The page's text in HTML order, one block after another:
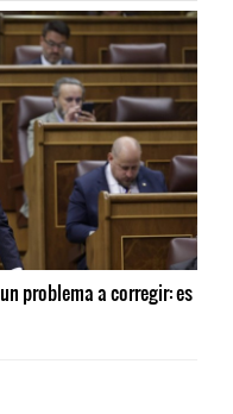
problema a corregir: es